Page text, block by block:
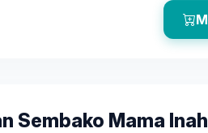
Sembako Mama Inah